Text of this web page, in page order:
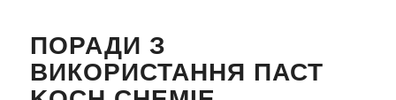
ПОРАДИ З
ВИКОРИСТАННЯ ПАСТ